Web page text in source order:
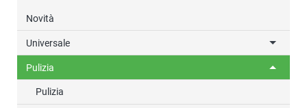
Novità
Universale
Pulizia
Pulizia